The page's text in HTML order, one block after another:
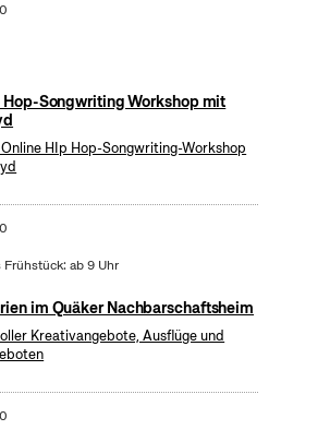
Hop-Songwriting Workshop mit
HIp Hop-Songwriting-Workshop
ab 9 Uhr
im Quäker Nachbarschaftsheim
Kreativangebote, Ausflüge und